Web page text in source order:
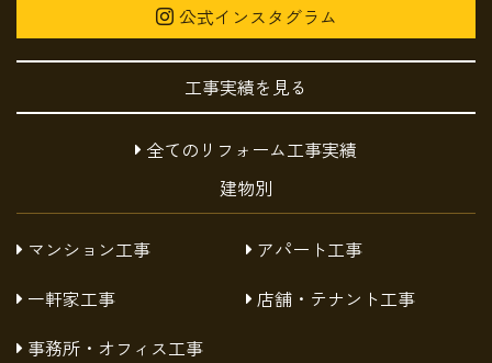
公式インスタグラム
工事実績を見る
全てのリフォーム工事実績
建物別
マンション工事
アパート工事
一軒家工事
店舗・テナント工事
事務所・オフィス工事